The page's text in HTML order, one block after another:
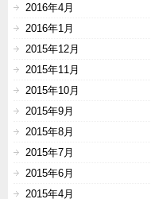
2016年4月
2016年1月
2015年12月
2015年11月
2015年10月
2015年9月
2015年8月
2015年7月
2015年6月
2015年4月